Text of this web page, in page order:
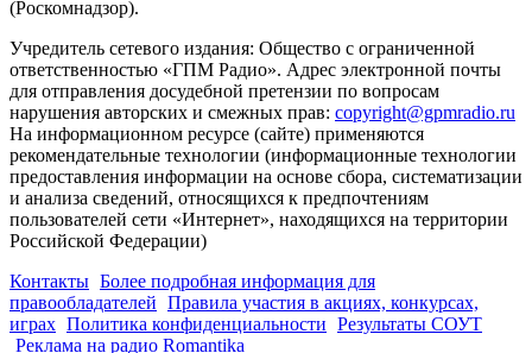
(Роскомнадзор).
Учредитель сетевого издания: Общество с ограниченной
ответственностью «ГПМ Радио». Адрес электронной почты
для отправления досудебной претензии по вопросам
нарушения авторских и смежных прав: copyright@gpmradio.ru
На информационном ресурсе (сайте) применяются
рекомендательные технологии (информационные технологии
предоставления информации на основе сбора, систематизации
и анализа сведений, относящихся к предпочтениям
пользователей сети «Интернет», находящихся на территории
Российской Федерации)
Контакты Более подробная информация для
правообладателей Правила участия в акциях, конкурсах,
играх Политика конфиденциальности Результаты СОУТ
Реклама на радио Romantika